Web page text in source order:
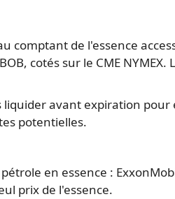
comptant de l'essence
cotés sur le CME
avant expiration
potentielles.
en essence :
prix de l'essence.